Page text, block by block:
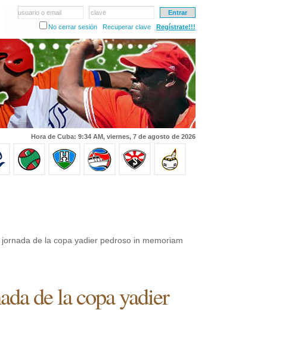
usuario o email
clave
No cerrar sesión
Recuperar clave Regístrate!!!
Hora de Cuba: 9:34 AM, viernes, 7 de agosto de 2026
de la copa yadier pedroso in memoriam
de la copa yadier